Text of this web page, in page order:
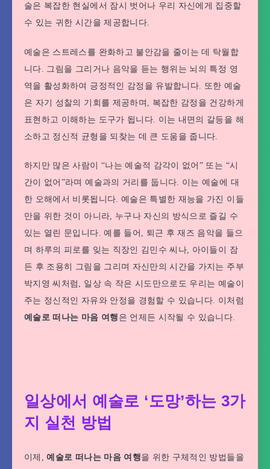
술은 복잡한 현실에서 잠시 벗어나 우리 자신에게 집중할
수 있는 귀한 시간을 제공합니다.
예술은 스트레스를 완화하고 불안감을 줄이는 데 탁월합
니다. 그림을 그리거나 음악을 듣는 행위는 뇌의 특정 영
역을 활성화하여 긍정적인 감정을 유발합니다. 또한 예술
은 자기 성찰의 기회를 제공하며, 복잡한 감정을 건강하게
표현하고 이해하는 도구가 됩니다. 이는 내면의 갈등을 해
소하고 정신적 균형을 되찾는 데 큰 도움을 줍니다.
하지만 많은 사람이 “나는 예술적 감각이 없어” 또는 “시
간이 없어”라며 예술과의 거리를 둡니다. 이는 예술에 대
한 오해에서 비롯됩니다. 예술은 특별한 재능을 가진 이들
만을 위한 것이 아니라, 누구나 자신의 방식으로 즐길 수
있는 열린 문입니다. 예를 들어, 퇴근 후 재즈 음악을 들으
며 하루의 피로를 잊는 직장인 김민수 씨나, 아이들이 잠
든 후 조용히 그림을 그리며 자신만의 시간을 가지는 주부
박지영 씨처럼, 일상 속 작은 시도만으로도 우리는 예술이
주는 정신적인 자유와 안정을 경험할 수 있습니다. 이처럼
예술로 떠나는 마음 여행 은 언제든 시작될 수 있습니다.
일상에서 예술로 ‘도망’하는 3가
지 실천 방법
이제,예술로 떠나는 마음 여행을 위한 구체적인 방법들을